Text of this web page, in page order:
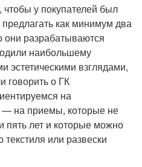
у покупателей был
как минимум два
они разрабатываются
наибольшему
эстетическими взглядами,
говорить о ГК
на
на приемы, которые не
пять лет и которые можно
или развески